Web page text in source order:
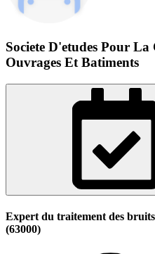
Societe D'etudes Pour
Ouvrages Et Batiments
Expert du traitement des
(63000)